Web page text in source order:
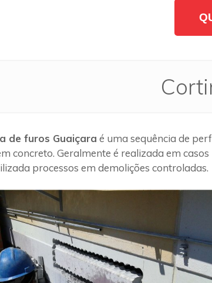
de furos Guaiçara é uma sequência de
concreto. Geralmente é realizada em
processos em demolições controladas.